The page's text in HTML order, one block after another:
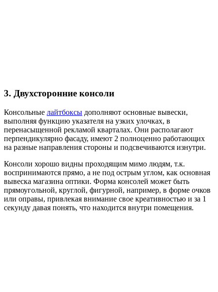
3. Двухсторонние консоли
Консольные лайтбоксы дополняют основные вывески,
выполняя функцию указателя на узких улочках, в
перенасыщенной рекламой кварталах. Они располагают
перпендикулярно фасаду, имеют 2 полноценно работающих
на разные направления стороны и подсвечиваются изнутри.
Консоли хорошо видны проходящим мимо людям, т.к.
воспринимаются прямо, а не под острым углом, как основная
вывеска магазина оптики. Форма консолей может быть
прямоугольной, круглой, фигурной, например, в форме очков
или оправы, привлекая внимание свое креативностью и за 1
секунду давая понять, что находится внутри помещения.